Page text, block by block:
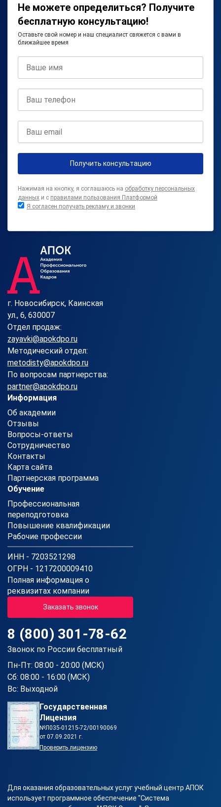
Не можете определиться? Получите
бесплатную консультацию!
Оставьте свой номер и наш специалист свяжется с вами в
ближайшее время
Получить консультацию
Нажимая на кнопку, я соглашаюсь на обработку персональных
данных и с правилами пользования Платформой
Я согласен получать рекламу и звонки
г. Новосибирск, Каинская
ул., 6, 630007
Отдел продаж:
zayavki@apokdpo.ru
Методический отдел:
metodisty@apokdpo.ru
По вопросам партнерства:
partner@apokdpo.ru
Информация
Об академии
Отзывы
Вопросы-ответы
Сотрудничество
Контакты
Карта сайта
Партнерская программа
Обучение
Профессиональная
переподготовка
Повышение квалификации
Рабочие профессии
ИНН - 7203521298
ОГРН - 1217200009410
Полная информация о
реквизитах компании
Заказать звонок
8 (800) 301-78-62
Звонок по России бесплатный
Пн-Пт: 08:00 - 20:00 (МСК)
Сб: 08:00 - 16:00 (МСК)
Вс: Выходной
Государственная
Лицензия
№Л035-01215-72/00190069
от 07.09.2021 г.
Проверить лицензию
Для оказания образовательных услуг учебный центр АПОК
использует программное обеспечение "Система